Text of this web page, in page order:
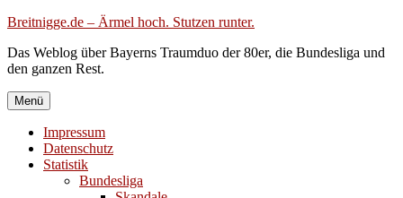
Zum
springen
Breitnigge.de – Ärmel hoch. Stutzen runter.
Das Weblog über Bayerns Traumduo der 80er, die Bundesliga und
den ganzen Rest.
Menü
Impressum
Datenschutz
Statistik
Bundesliga